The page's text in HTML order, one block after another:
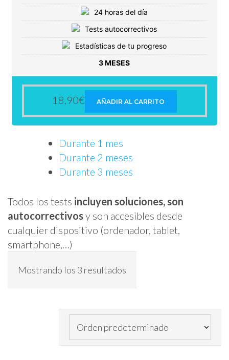
24 horas del día
Tests autocorrectivos
Estadísticas de tu progreso
3 MESES
18,90€ AÑADIR AL CARRITO
Durante 1 mes
Durante 2 meses
Durante 3 meses
Todos los tests incluyen soluciones, son
autocorrectivosy son accesibles desde
cualquier dispositivo (ordenador, tablet,
smartphone,…)
Mostrando los 3 resultados